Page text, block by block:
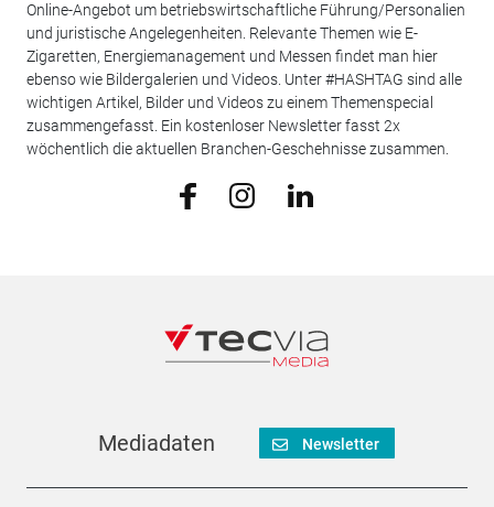
Online-Angebot um betriebswirtschaftliche Führung/Personalien
und juristische Angelegenheiten. Relevante Themen wie E-
Zigaretten, Energiemanagement und Messen findet man hier
ebenso wie Bildergalerien und Videos. Unter #HASHTAG sind alle
wichtigen Artikel, Bilder und Videos zu einem Themenspecial
zusammengefasst. Ein kostenloser Newsletter fasst 2x
wöchentlich die aktuellen Branchen-Geschehnisse zusammen.
Mediadaten Newsletter